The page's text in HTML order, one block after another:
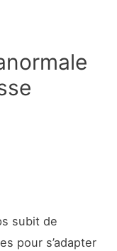
subit de
pour s’adapter